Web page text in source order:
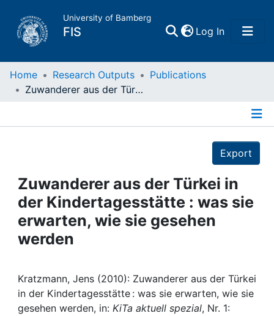
University of Bamberg
FIS Log In(current)
Home
Projects
People
Institutions
Awards
My FIS
Home Research Outputs
Publications
Zuwanderer aus der Türkei in der Kindertagesstätte : was sie erwarten, wie sie gesehen werden
Export
Zuwanderer aus der Türkei in
der Kindertagesstätte : was sie
erwarten, wie sie gesehen
werden
Kratzmann, Jens (2010): Zuwanderer aus der Türkei
in der Kindertagesstätte : was sie erwarten, wie sie
gesehen werden, in: KiTa aktuell spezial, Nr. 1: